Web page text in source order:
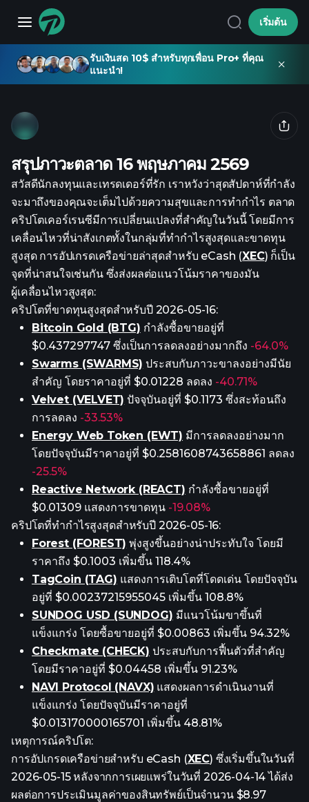
เริ่มต้น
รับเงินสด 10$ สำหรับทุกเพื่อน Pro+ ที่คุณ
แนะนำ!
สรุปภาวะตลาด 16 พฤษภาคม 2569
สวัสดีนักลงทุนและเทรดเดอร์ที่รัก เราหวังว่าสุดสัปดาห์ที่กำลัง
จะมาถึงของคุณจะเต็มไปด้วยความสุขและการทำกำไร ตลาด
คริปโตเคอร์เรนซีมีการเปลี่ยนแปลงที่สำคัญในวันนี้ โดยมีการ
เคลื่อนไหวที่น่าสังเกตทั้งในกลุ่มที่ทำกำไรสูงสุดและขาดทุน
สูงสุด การอัปเกรดเครือข่ายล่าสุดสำหรับ eCash (XEC) ก็เป็น
จุดที่น่าสนใจเช่นกัน ซึ่งส่งผลต่อแนวโน้มราคาของมัน
ผู้เคลื่อนไหวสูงสุด:
คริปโตที่ขาดทุนสูงสุดสำหรับปี 2026-05-16:
Bitcoin Gold (BTG) กำลังซื้อขายอยู่ที่
$0.437297747 ซึ่งเป็นการลดลงอย่างมากถึง -64.0%
Swarms (SWARMS) ประสบกับภาวะขาลงอย่างมีนัย
สำคัญ โดยราคาอยู่ที่ $0.01228 ลดลง -40.71%
Velvet (VELVET) ปัจจุบันอยู่ที่ $0.1173 ซึ่งสะท้อนถึง
การลดลง -33.53%
Energy Web Token (EWT) มีการลดลงอย่างมาก
โดยปัจจุบันมีราคาอยู่ที่ $0.2581608743658861 ลดลง
-25.5%
Reactive Network (REACT) กำลังซื้อขายอยู่ที่
$0.01309 แสดงการขาดทุน -19.08%
คริปโตที่ทำกำไรสูงสุดสำหรับปี 2026-05-16:
Forest (FOREST) พุ่งสูงขึ้นอย่างน่าประทับใจ โดยมี
ราคาถึง $0.1003 เพิ่มขึ้น 118.4%
TagCoin (TAG) แสดงการเติบโตที่โดดเด่น โดยปัจจุบัน
อยู่ที่ $0.00237215955045 เพิ่มขึ้น 108.8%
SUNDOG USD (SUNDOG) มีแนวโน้มขาขึ้นที่
แข็งแกร่ง โดยซื้อขายอยู่ที่ $0.00863 เพิ่มขึ้น 94.32%
Checkmate (CHECK) ประสบกับการฟื้นตัวที่สำคัญ
โดยมีราคาอยู่ที่ $0.04458 เพิ่มขึ้น 91.23%
NAVI Protocol (NAVX) แสดงผลการดำเนินงานที่
แข็งแกร่ง โดยปัจจุบันมีราคาอยู่ที่
$0.013170000165701 เพิ่มขึ้น 48.81%
เหตุการณ์คริปโต:
การอัปเกรดเครือข่ายสำหรับ eCash (XEC) ซึ่งเริ่มขึ้นในวันที่
2026-05-15 หลังจากการเผยแพร่ในวันที่ 2026-04-14 ได้ส่ง
ผลต่อการประเมินมูลค่าของสินทรัพย์เป็นจำนวน $8.97